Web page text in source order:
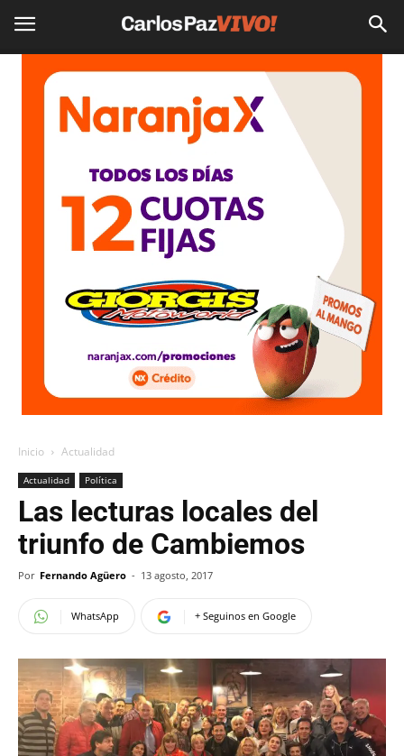
Inicio Actualidad
Actualidad Política
Las lecturas locales del
triunfo de Cambiemos
Por Fernando Agüero - 13 agosto, 2017
WhatsApp + Seguinos en Google